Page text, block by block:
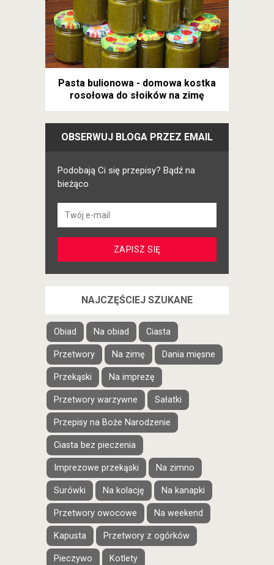
Pasta bulionowa - domowa kostka
rosołowa do słoików na zimę
OBSERWUJ BLOGA PRZEZ EMAIL
Podobają Ci się przepisy? Bądź na
bieżąco
NAJCZĘŚCIEJ SZUKANE
Obiad Na obiad Ciasta
Przetwory Na zimę Dania mięsne
Przekąski Na imprezę
Przetwory warzywne Sałatki
Przepisy na Boże Narodzenie
Ciasta bez pieczenia
Imprezowe przekąski Na zimno
Surówki Na kolację Na kanapki
Przetwory owocowe Na weekend
Kapusta Przetwory z ogórków
Pieczywo Kotlety